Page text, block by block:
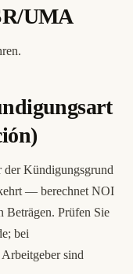
UMA
der Kündigungsgrund
— berechnet NOI
Beträgen. Prüfen Sie
bei
sind